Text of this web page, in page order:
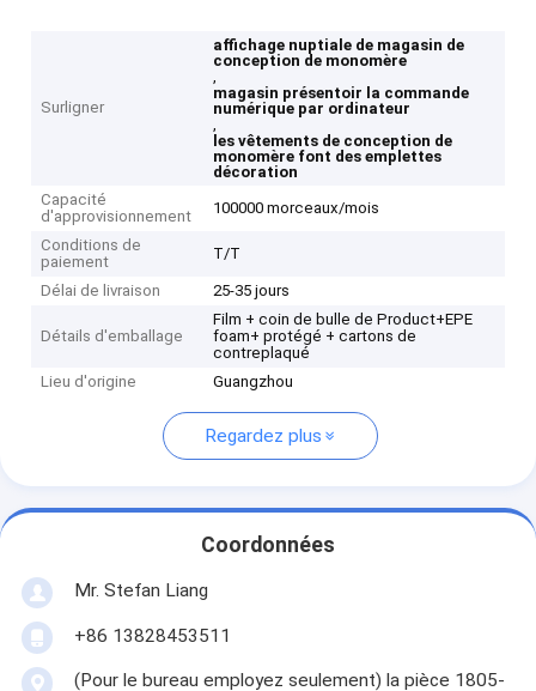
Surligner
affichage nuptiale de magasin de
conception de monomère
,
magasin présentoir la commande
numérique par ordinateur
,
les vêtements de conception de
monomère font des emplettes
décoration
Capacité
d'approvisionnement
100000 morceaux/mois
Conditions de
paiement
T/T
Délai de livraison 25-35 jours
Détails d'emballage
Film + coin de bulle de Product+EPE
foam+ protégé + cartons de
contreplaqué
Lieu d'origine
Guangzhou
Regardez plus
Coordonnées
Mr. Stefan Liang
+86 13828453511
(Pour le bureau employez seulement) la pièce 1805-